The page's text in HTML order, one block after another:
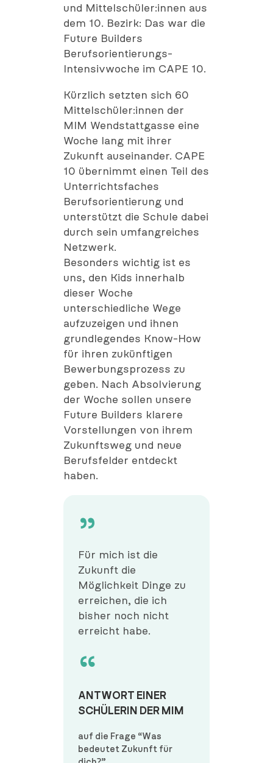
und Mittelschüler:innen aus
dem 10. Bezirk: Das war die
Future Builders
Berufsorientierungs-
Intensivwoche im CAPE 10.
Kürzlich setzten sich 60
Mittelschüler:innen der
MIM Wendstattgasse eine
Woche lang mit ihrer
Zukunft auseinander. CAPE
10 übernimmt einen Teil des
Unterrichtsfaches
Berufsorientierung und
unterstützt die Schule dabei
durch sein umfangreiches
Netzwerk.
Besonders wichtig ist es
uns, den Kids innerhalb
dieser Woche
unterschiedliche Wege
aufzuzeigen und ihnen
grundlegendes Know-How
für ihren zukünftigen
Bewerbungsprozess zu
geben. Nach Absolvierung
der Woche sollen unsere
Future Builders klarere
Vorstellungen von ihrem
Zukunftsweg und neue
Berufsfelder entdeckt
haben.
Für mich ist die
Zukunft die
Möglichkeit Dinge zu
erreichen, die ich
bisher noch nicht
erreicht habe.
ANTWORT EINER
SCHÜLERIN DER MIM
auf die Frage “Was
bedeutet Zukunft für